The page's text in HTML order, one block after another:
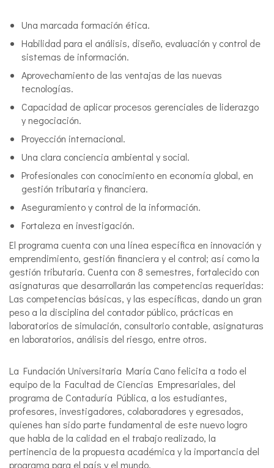
Una marcada formación ética.
Habilidad para el análisis, diseño, evaluación y control de
sistemas de información.
Aprovechamiento de las ventajas de las nuevas
tecnologías.
Capacidad de aplicar procesos gerenciales de liderazgo
y negociación.
Proyección internacional.
Una clara conciencia ambiental y social.
Profesionales con conocimiento en economía global, en
gestión tributaria y financiera.
Aseguramiento y control de la información.
Fortaleza en investigación.
El programa cuenta con una línea específica en innovación y
emprendimiento, gestión financiera y el control; así como la
gestión tributaria. Cuenta con 8 semestres, fortalecido con
asignaturas que desarrollarán las competencias requeridas:
Las competencias básicas, y las específicas, dando un gran
peso a la disciplina del contador público, prácticas en
laboratorios de simulación, consultorio contable, asignaturas
en laboratorios, análisis del riesgo, entre otros.
La Fundación Universitaria María Cano felicita a todo el
equipo de la Facultad de Ciencias Empresariales, del
programa de Contaduría Pública, a los estudiantes,
profesores, investigadores, colaboradores y egresados,
quienes han sido parte fundamental de este nuevo logro
que habla de la calidad en el trabajo realizado, la
pertinencia de la propuesta académica y la importancia del
programa para el país y el mundo.